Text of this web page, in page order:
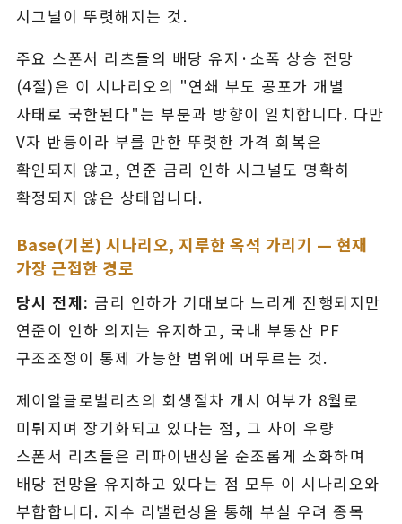
시그널이 뚜렷해지는 것.
주요 스폰서 리츠들의 배당 유지·소폭 상승 전망
(4절)은 이 시나리오의 "연쇄 부도 공포가 개별
사태로 국한된다"는 부분과 방향이 일치합니다. 다만
V자 반등이라 부를 만한 뚜렷한 가격 회복은
확인되지 않고, 연준 금리 인하 시그널도 명확히
확정되지 않은 상태입니다.
Base(기본) 시나리오, 지루한 옥석 가리기 — 현재
가장 근접한 경로
당시 전제: 금리 인하가 기대보다 느리게 진행되지만
연준이 인하 의지는 유지하고, 국내 부동산 PF
구조조정이 통제 가능한 범위에 머무르는 것.
제이알글로벌리츠의 회생절차 개시 여부가 8월로
미뤄지며 장기화되고 있다는 점, 그 사이 우량
스폰서 리츠들은 리파이낸싱을 순조롭게 소화하며
배당 전망을 유지하고 있다는 점 모두 이 시나리오와
부합합니다. 지수 리밸런싱을 통해 부실 우려 종목